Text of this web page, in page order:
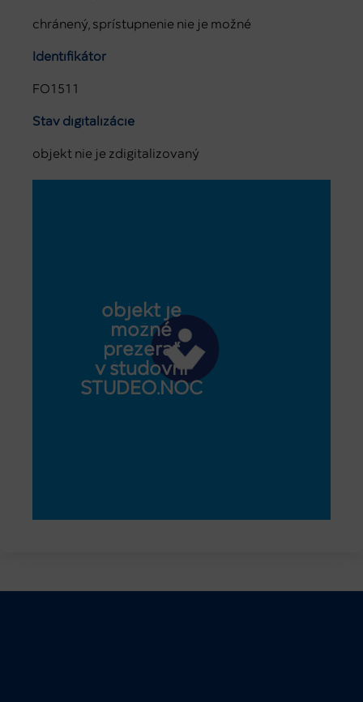
chránený, sprístupnenie nie je možné
Identifikátor
FO1511
Stav digitalizácie
objekt nie je zdigitalizovaný
objekt je
možné
prezerať
v študovni
STUDEO.NOC